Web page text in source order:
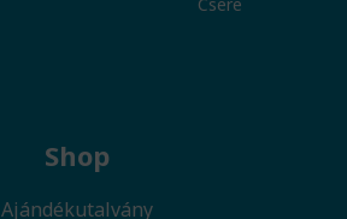
Shop
Ajándékutalvány